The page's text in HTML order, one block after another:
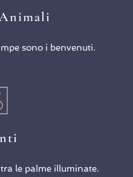
sono i benvenuti.
le palme illuminate.